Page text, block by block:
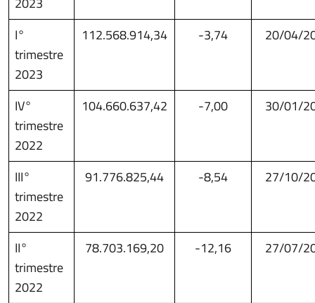
I°
trimestre
2023
112.568.914,34 -3,74 20/04/
IV°
trimestre
2022
104.660.637,42 -7,00 30/01/
III°
trimestre
2022
91.776.825,44 -8,54 27/10/
II°
trimestre
2022
78.703.169,20 -12,16 27/07/